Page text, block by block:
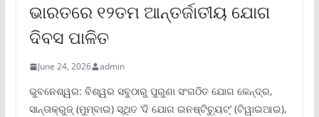
ଭାରତରେ ୧୨ତମ ଆନ୍ତର୍ଜାତୀୟ ଯୋଗ
ଦିବସ ପାଳିତ
June 24, 2026 admin
ଭୁବନେଶ୍ୱର: ବିଶ୍ୱର ସବୁଠାରୁ ପୁରୁଣା ସଂଗଠିତ ଯୋଗ କେନ୍ଦ୍ର,
ସାନ୍ତାକ୍ରୁଜ୍ (ମୁମ୍ବାଇ) ସ୍ଥିତ ‘ଦି ଯୋଗ ଇନଷ୍ଟିଚ୍ୟୁଟ୍‌’ (ଟିୱାଇଆଇ),